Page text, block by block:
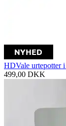
HDVale urtepotter
499,00 DKK